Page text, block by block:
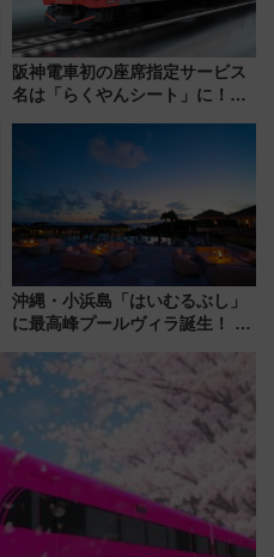
阪神電車初の座席指定サービス
名は「らくやんシート」に！新
を快適移動
沖縄・小浜島「はいむるぶし」
に最高峰プールヴィラ誕生！ 石
美旅「何もしない贅沢」を体験
してみない？